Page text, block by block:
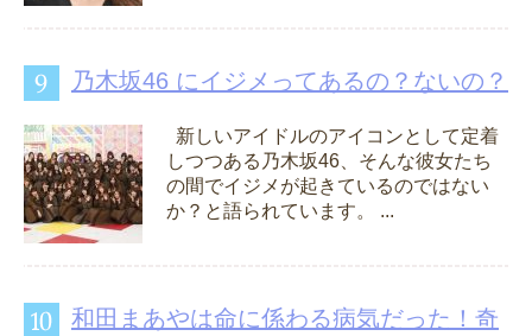
乃木坂46 にイジメってあるの？ないの？
新しいアイドルのアイコンとして定着
しつつある乃木坂46、そんな彼女たち
の間でイジメが起きているのではない
か？と語られています。 ...
和田まあやは命に係わる病気だった！奇